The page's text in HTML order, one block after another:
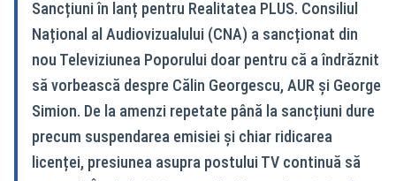
Sancțiuni în lanț pentru Realitatea PLUS. Consiliul
Național al Audiovizualului (CNA) a sancționat din
nou Televiziunea Poporului doar pentru că a îndrăznit
să vorbească despre Călin Georgescu, AUR și George
Simion. De la amenzi repetate până la sancțiuni dure
precum suspendarea emisiei și chiar ridicarea
licenței, presiunea asupra postului TV continuă să